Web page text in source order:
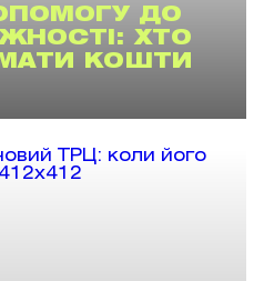
ДО
ХТО
КОШТИ